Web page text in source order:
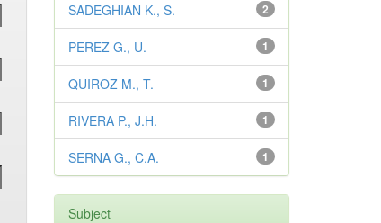
2
SADEGHIAN K., S.
1
PEREZ G., U.
1
QUIROZ M., T.
1
RIVERA P., J.H.
1
SERNA G., C.A.
Subject